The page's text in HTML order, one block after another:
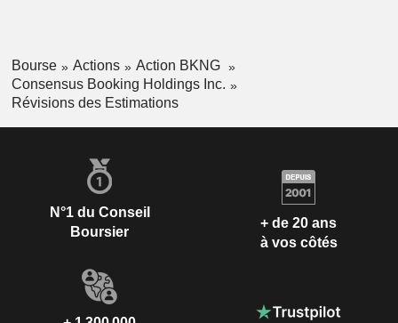
Bourse Actions
Action BKNG
Consensus Booking Holdings Inc.
Révisions des Estimations
N°1 du Conseil
Boursier
+ de 20 ans
à vos côtés